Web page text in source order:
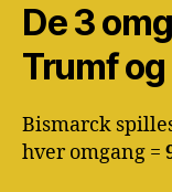
De 3
Trumf og
Bismarck
hver omgang =